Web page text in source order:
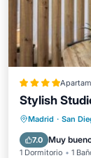
Stylish
Madrid · San
7.0 Muy
1 Dormitorio 1
Se